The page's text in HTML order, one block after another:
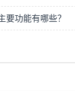
要功能有哪些？